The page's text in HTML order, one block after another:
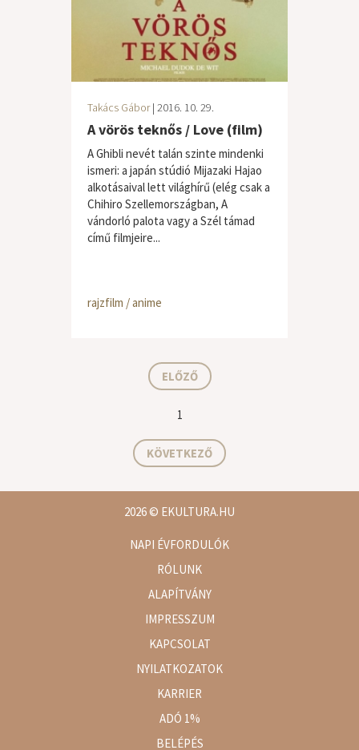
Takács Gábor| 2016. 10. 29.
A vörös teknős / Love (film)
A Ghibli nevét talán szinte mindenki
ismeri: a japán stúdió Mijazaki Hajao
alkotásaival lett világhírű (elég csak a
Chihiro Szellemországban, A
vándorló palota vagy a Szél támad
című filmjeire...
rajzfilm / anime
ELŐZŐ
1
KÖVETKEZŐ
2026© EKULTURA.HU
NAPI ÉVFORDULÓK
RÓLUNK
ALAPÍTVÁNY
IMPRESSZUM
KAPCSOLAT
NYILATKOZATOK
KARRIER
ADÓ 1%
BELÉPÉS